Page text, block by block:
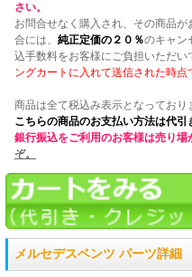
さい。
お問合せなく購入され、その商品
合には、 純正定価の２０％のキャン
込手数料をお客様にご負担いただい
ングカートに入れて送信された時点
商品は全て税込み表示となっており
こちらの商品のお支払い方法は代引
銀行振込をご利用のお客様は売り場
ぞ。
メルセデスベンツ パーツ詳細